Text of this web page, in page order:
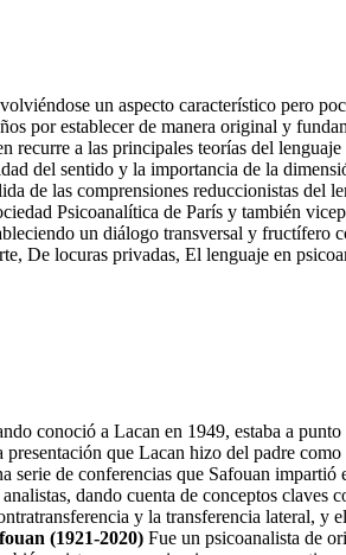
un aspecto característico pero
por establecer de manera original y
a las principales teorías del lenguaje
del sentido y la importancia de la
de las comprensiones reduccionistas del
Psicoanalítica de París y también
un diálogo transversal y fructífero
De locuras privadas, El lenguaje en
conoció a Lacan en 1949, estaba a punto
que Lacan hizo del padre
serie de conferencias que Safouan impartió
dando cuenta de conceptos claves
y la transferencia lateral, y
(1921-2020) Fue un psicoanalista de